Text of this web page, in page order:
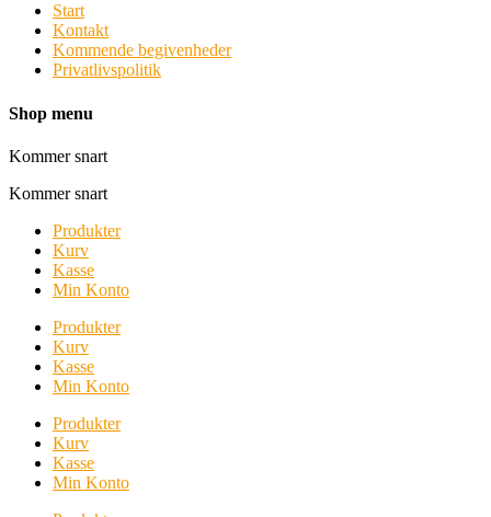
Start
Kontakt
Kommende begivenheder
Privatlivspolitik
Shop menu
Kommer snart
Kommer snart
Produkter
Kurv
Kasse
Min Konto
Produkter
Kurv
Kasse
Min Konto
Produkter
Kurv
Kasse
Min Konto